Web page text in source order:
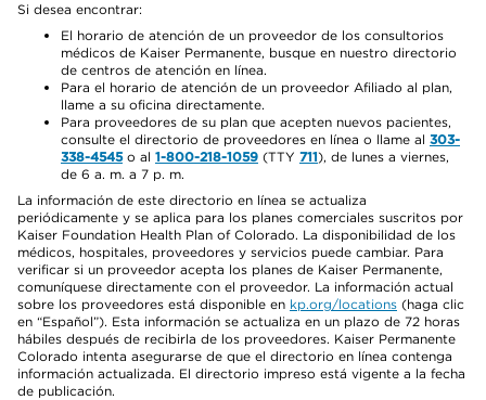
Si desea encontrar:
El horario de atención de un proveedor de los consultorios
médicos de Kaiser Permanente, busque en nuestro directorio
de centros de atención en línea.
Para el horario de atención de un proveedor Afiliado al plan,
llame a su oficina directamente.
Para proveedores de su plan que acepten nuevos pacientes,
consulte el directorio de proveedores en línea o llame al 303-
338-4545o al 1-800-218-1059 (TTY 711), de lunes a viernes,
de 6 a. m. a 7 p. m.
La información de este directorio en línea se actualiza
periódicamente y se aplica para los planes comerciales suscritos por
Kaiser Foundation Health Plan of Colorado. La disponibilidad de los
médicos, hospitales, proveedores y servicios puede cambiar. Para
verificar si un proveedor acepta los planes de Kaiser Permanente,
comuníquese directamente con el proveedor. La información actual
sobre los proveedores está disponible en kp.org/locations (haga clic
en “Español”). Esta información se actualiza en un plazo de 72 horas
hábiles después de recibirla de los proveedores. Kaiser Permanente
Colorado intenta asegurarse de que el directorio en línea contenga
información actualizada. El directorio impreso está vigente a la fecha
de publicación.